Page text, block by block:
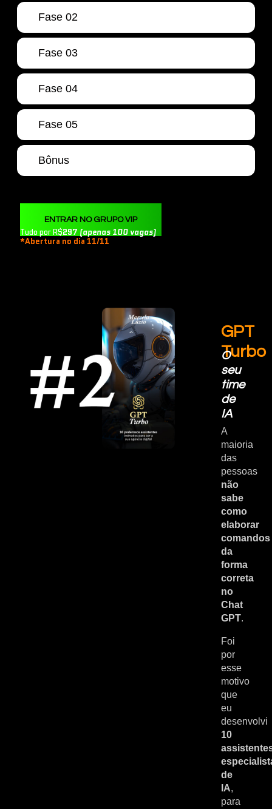
Fase 02
Fase 03
Fase 04
Fase 05
Bônus
ENTRAR NO GRUPO VIP
Tudo por R$297 (apenas 100 vagas)
*Abertura no dia 11/11
GPT
Turbo
O
seu
time
de
IA
A
maioria
das
pessoas
não
sabe
como
elaborar
comandos
da
forma
correta
no
Chat
GPT.
Foi
por
esse
motivo
que
eu
desenvolvi
10
de
IA,
para